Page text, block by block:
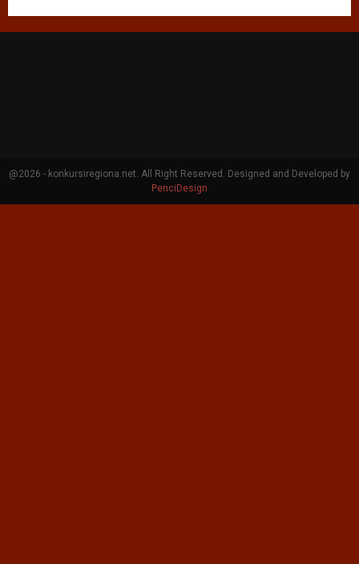
@2026 - konkursiregiona.net. All Right Reserved. Designed and Developed by
PenciDesign